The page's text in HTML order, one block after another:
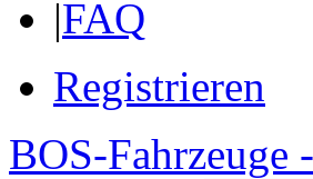
|FAQ
Registrieren
BOS-Fahrzeuge